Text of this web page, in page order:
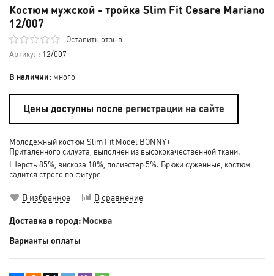
Костюм мужской - тройка Slim Fit Cesare Mariano
12/007
Оставить отзыв
Артикул: 12/007
В наличии: много
Цены доступны после регистрации на сайте
Молодежный костюм Slim Fit Model BONNY+
Приталенного силуэта, выполнен из высококачественной ткани.
Шерсть 85%, вискоза 10%, полиэстер 5%. Брюки суженные, костюм
садится строго по фигуре
В избранное В сравнение
Доставка в город: Москва
Варианты оплаты